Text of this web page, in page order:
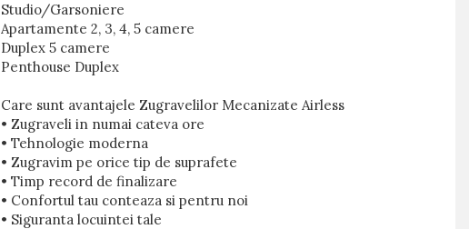
Studio/Garsoniere
Apartamente 2, 3, 4, 5 camere
Duplex 5 camere
Penthouse Duplex
Care sunt avantajele Zugravelilor Mecanizate Airless
• Zugraveli in numai cateva ore
• Tehnologie moderna
• Zugravim pe orice tip de suprafete
• Timp record de finalizare
• Confortul tau conteaza si pentru noi
• Siguranta locuintei tale